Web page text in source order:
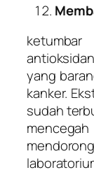
yang
kanker.
sudah